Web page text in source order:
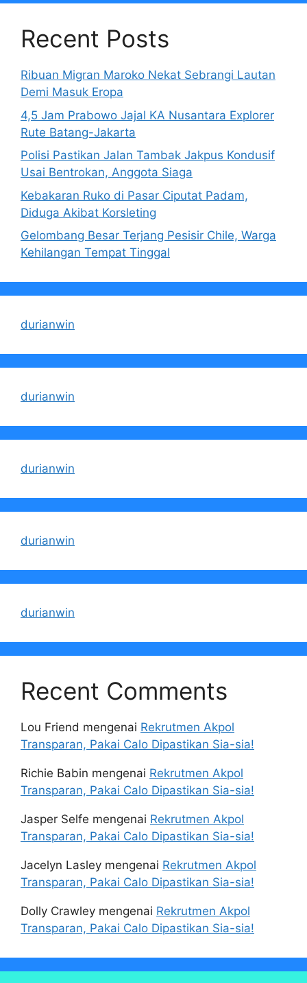
Recent Posts
Ribuan Migran Maroko Nekat Sebrangi Lautan
Demi Masuk Eropa
4,5 Jam Prabowo Jajal KA Nusantara Explorer
Rute Batang-Jakarta
Polisi Pastikan Jalan Tambak Jakpus Kondusif
Usai Bentrokan, Anggota Siaga
Kebakaran Ruko di Pasar Ciputat Padam,
Diduga Akibat Korsleting
Gelombang Besar Terjang Pesisir Chile, Warga
Kehilangan Tempat Tinggal
durianwin
durianwin
durianwin
durianwin
durianwin
Recent Comments
Lou Friend mengenai Rekrutmen Akpol
Transparan, Pakai Calo Dipastikan Sia-sia!
Richie Babin mengenai Rekrutmen Akpol
Transparan, Pakai Calo Dipastikan Sia-sia!
Jasper Selfe mengenai Rekrutmen Akpol
Transparan, Pakai Calo Dipastikan Sia-sia!
Jacelyn Lasley mengenai Rekrutmen Akpol
Transparan, Pakai Calo Dipastikan Sia-sia!
Dolly Crawley mengenai Rekrutmen Akpol
Transparan, Pakai Calo Dipastikan Sia-sia!